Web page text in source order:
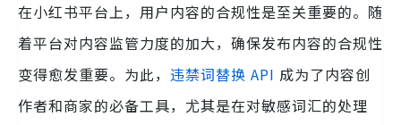
在小红书平台上，用户内容的合规性是至关重要的。随
着平台对内容监管力度的加大，确保发布内容的合规性
变得愈发重要。为此， 违禁词替换 API 成为了内容创
作者和商家的必备工具，尤其是在对敏感词汇的处理